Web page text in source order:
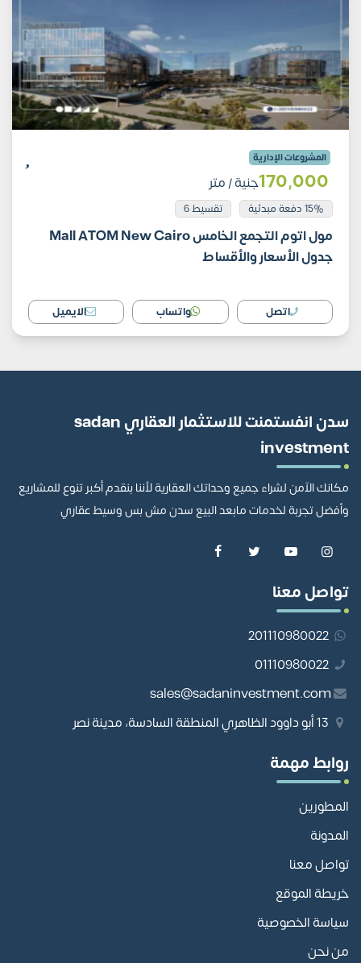
المشروعات الإدارية
170٬000جنية/ متر
15% دفعة مبدئية تقسيط 6
مول اتوم التجمع الخامس Mall ATOM New Cairo
جدول الأسعار والأقساط
اتصل واتساب الايميل
سدن انفستمنت للاستثمار العقاري sadan
investment
مكانك الآمن لشراء جميع وحداتك العقارية لأننا بنقدم أكبر تنوع للمشاريع
وأفضل تجربة لخدمات مابعد البيع سدن مش بس وسيط عقاري
تواصل معنا
201110980022
01110980022
sales@sadaninvestment.com
روابط مهمة
المطورين
المدونة
تواصل معنا
خريطة الموقع
سياسة الخصوصية
من نحن